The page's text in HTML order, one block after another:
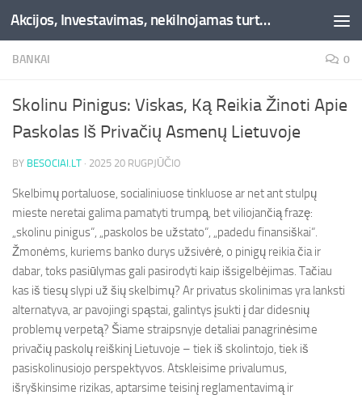
Skip to content Akcijos, Investavimas, nekilnojamas turtas, kriptovaliutos - Besociai.lt
BANKAI 0
Skolinu Pinigus: Viskas, Ką Reikia Žinoti Apie
Paskolas Iš Privačių Asmenų Lietuvoje
BY BESOCIAI.LT · 2025 20 RUGPJŪČIO
Skelbimų portaluose, socialiniuose tinkluose ar net ant stulpų
mieste neretai galima pamatyti trumpą, bet viliojančią frazę:
„skolinu pinigus“, „paskolos be užstato“, „padedu finansiškai“.
Žmonėms, kuriems banko durys užsivėrė, o pinigų reikia čia ir
dabar, toks pasiūlymas gali pasirodyti kaip išsigelbėjimas. Tačiau
kas iš tiesų slypi už šių skelbimų? Ar privatus skolinimas yra lanksti
alternatyva, ar pavojingi spąstai, galintys įsukti į dar didesnių
problemų verpetą? Šiame straipsnyje detaliai panagrinėsime
privačių paskolų reiškinį Lietuvoje – tiek iš skolintojo, tiek iš
pasiskolinusiojo perspektyvos. Atskleisime privalumus,
išryškinsime rizikas, aptarsime teisinį reglamentavimą ir